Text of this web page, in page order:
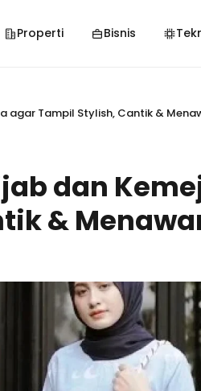
Properti Bisnis
agar Tampil Stylish, Cantik &
dan
&